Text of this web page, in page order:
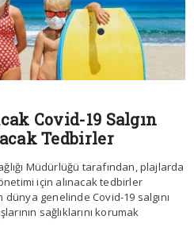
Covid-19 Salgın
Tedbirler
Müdürlüğü tarafından, plajlarda
için alınacak tedbirler
dünya genelinde Covid-19 salgını
sağlıklarını korumak